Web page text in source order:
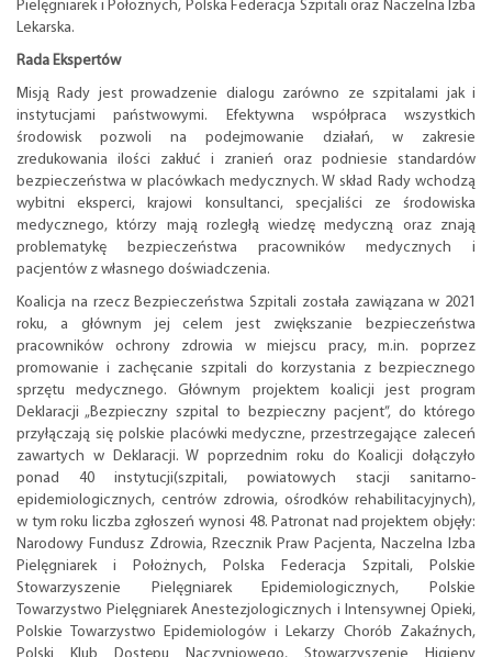
Pielęgniarek i Położnych, Polska Federacja Szpitali oraz Naczelna Izba
Lekarska.
Rada Ekspertów
Misją Rady jest prowadzenie dialogu zarówno ze szpitalami jak i
instytucjami państwowymi. Efektywna współpraca wszystkich
środowisk pozwoli na podejmowanie działań, w zakresie
zredukowania ilości zakłuć i zranień oraz podniesie standardów
bezpieczeństwa w placówkach medycznych. W skład Rady wchodzą
wybitni eksperci, krajowi konsultanci, specjaliści ze środowiska
medycznego, którzy mają rozległą wiedzę medyczną oraz znają
problematykę bezpieczeństwa pracowników medycznych i
pacjentów z własnego doświadczenia.
Koalicja na rzecz Bezpieczeństwa Szpitali została zawiązana w 2021
roku, a głównym jej celem jest zwiększanie bezpieczeństwa
pracowników ochrony zdrowia w miejscu pracy, m.in. poprzez
promowanie i zachęcanie szpitali do korzystania z bezpiecznego
sprzętu medycznego. Głównym projektem koalicji jest program
Deklaracji „Bezpieczny szpital to bezpieczny pacjent”, do którego
przyłączają się polskie placówki medyczne, przestrzegające zaleceń
zawartych w Deklaracji. W poprzednim roku do Koalicji dołączyło
ponad 40 instytucji(szpitali, powiatowych stacji sanitarno-
epidemiologicznych, centrów zdrowia, ośrodków rehabilitacyjnych),
w tym roku liczba zgłoszeń wynosi 48. Patronat nad projektem objęły:
Narodowy Fundusz Zdrowia, Rzecznik Praw Pacjenta, Naczelna Izba
Pielęgniarek i Położnych, Polska Federacja Szpitali, Polskie
Stowarzyszenie Pielęgniarek Epidemiologicznych, Polskie
Towarzystwo Pielęgniarek Anestezjologicznych i Intensywnej Opieki,
Polskie Towarzystwo Epidemiologów i Lekarzy Chorób Zakaźnych,